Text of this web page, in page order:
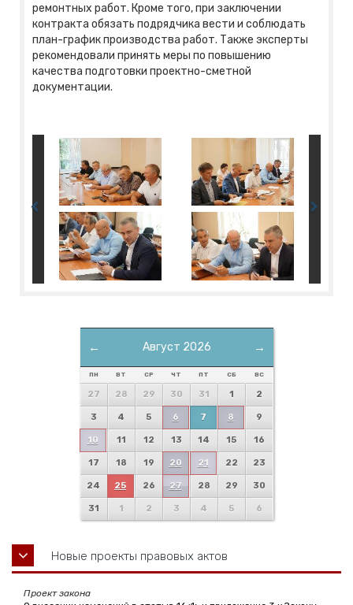
ремонтных работ. Кроме того, при заключении
контракта обязать подрядчика вести и соблюдать
план-график производства работ. Также эксперты
рекомендовали принять меры по повышению
качества подготовки проектно-сметной
документации.
← →
Август 2026
ПН ВТ СР ЧТ ПТ СБ ВС
27 28 29 30 31 1 2
3 4 5 6 7 8 9
10 11 12 13 14 15 16
17 18 19 20 21 22 23
24 25 26 27 28 29 30
31 1 2 3 4 5 6
Новые проекты правовых актов
Проект закона